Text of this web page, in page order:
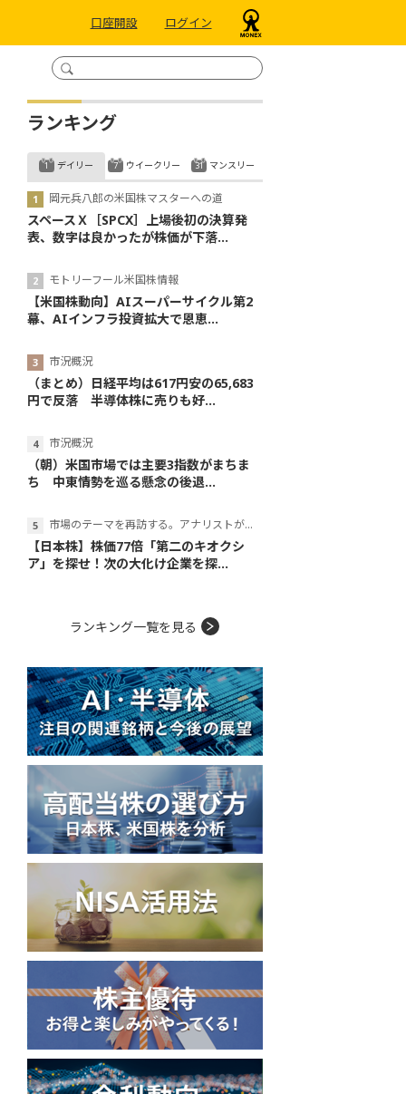
口座開設 ログイン
ランキング
デイリー
岡元兵八郎の米国株マスターへの道
スペースＸ［SPCX］上場後初の決算発
表、数字は良かったが株価が下落...
モトリーフール米国株情報
【米国株動向】AIスーパーサイクル第2
幕、AIインフラ投資拡大で恩恵...
市況概況
（まとめ）日経平均は617円安の65,683
円で反落 半導体株に売りも好...
市況概況
（朝）米国市場では主要3指数がまちま
ち 中東情勢を巡る懸念の後退...
市場のテーマを再訪する。アナリストが読み解くテーマの本質
【日本株】株価77倍「第二のキオクシ
ア」を探せ！次の大化け企業を探...
ウイークリー マンスリー
ランキング一覧を見る